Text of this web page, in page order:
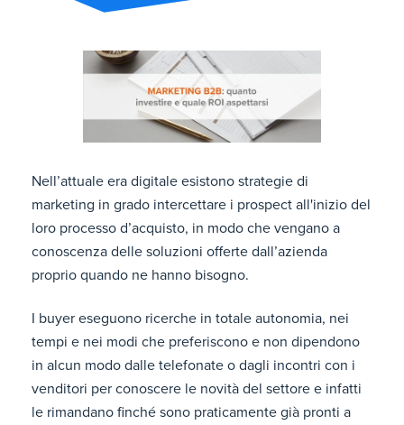
Nell’attuale era digitale esistono strategie di
marketing in grado intercettare i prospect all'inizio del
loro processo d’acquisto, in modo che vengano a
conoscenza delle soluzioni offerte dall’azienda
proprio quando ne hanno bisogno.
I buyer eseguono ricerche in totale autonomia, nei
tempi e nei modi che preferiscono e non dipendono
in alcun modo dalle telefonate o dagli incontri con i
venditori per conoscere le novità del settore e infatti
le rimandano finché sono praticamente già pronti a